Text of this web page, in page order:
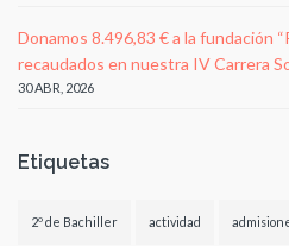
Donamos 8.496,83 € a la fundación
recaudados en nuestra IV Carrera
30 ABR, 2026
Etiquetas
2º de Bachiller actividad